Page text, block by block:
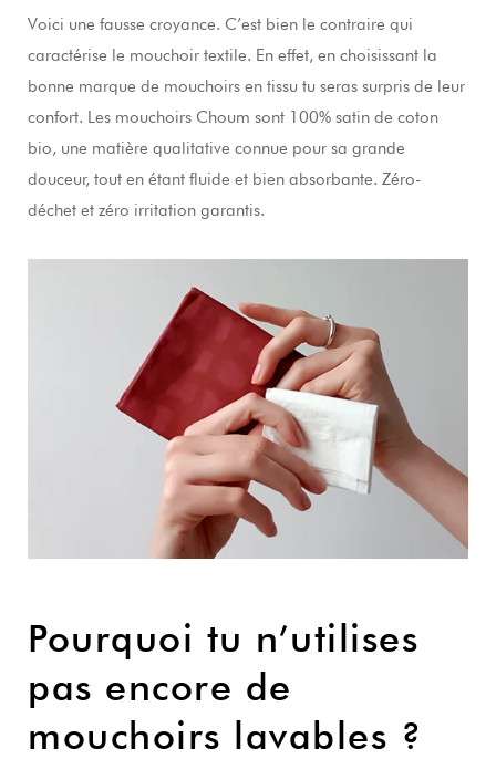
Voici une fausse croyance. C’est bien le contraire qui
caractérise le mouchoir textile. En effet, en choisissant la
bonne marque de mouchoirs en tissu tu seras surpris de leur
confort. Les mouchoirs Choum sont 100% satin de coton
bio, une matière qualitative connue pour sa grande
douceur, tout en étant fluide et bien absorbante. Zéro-
déchet et zéro irritation garantis.
Pourquoi tu n’utilises
pas encore de
mouchoirs lavables ?